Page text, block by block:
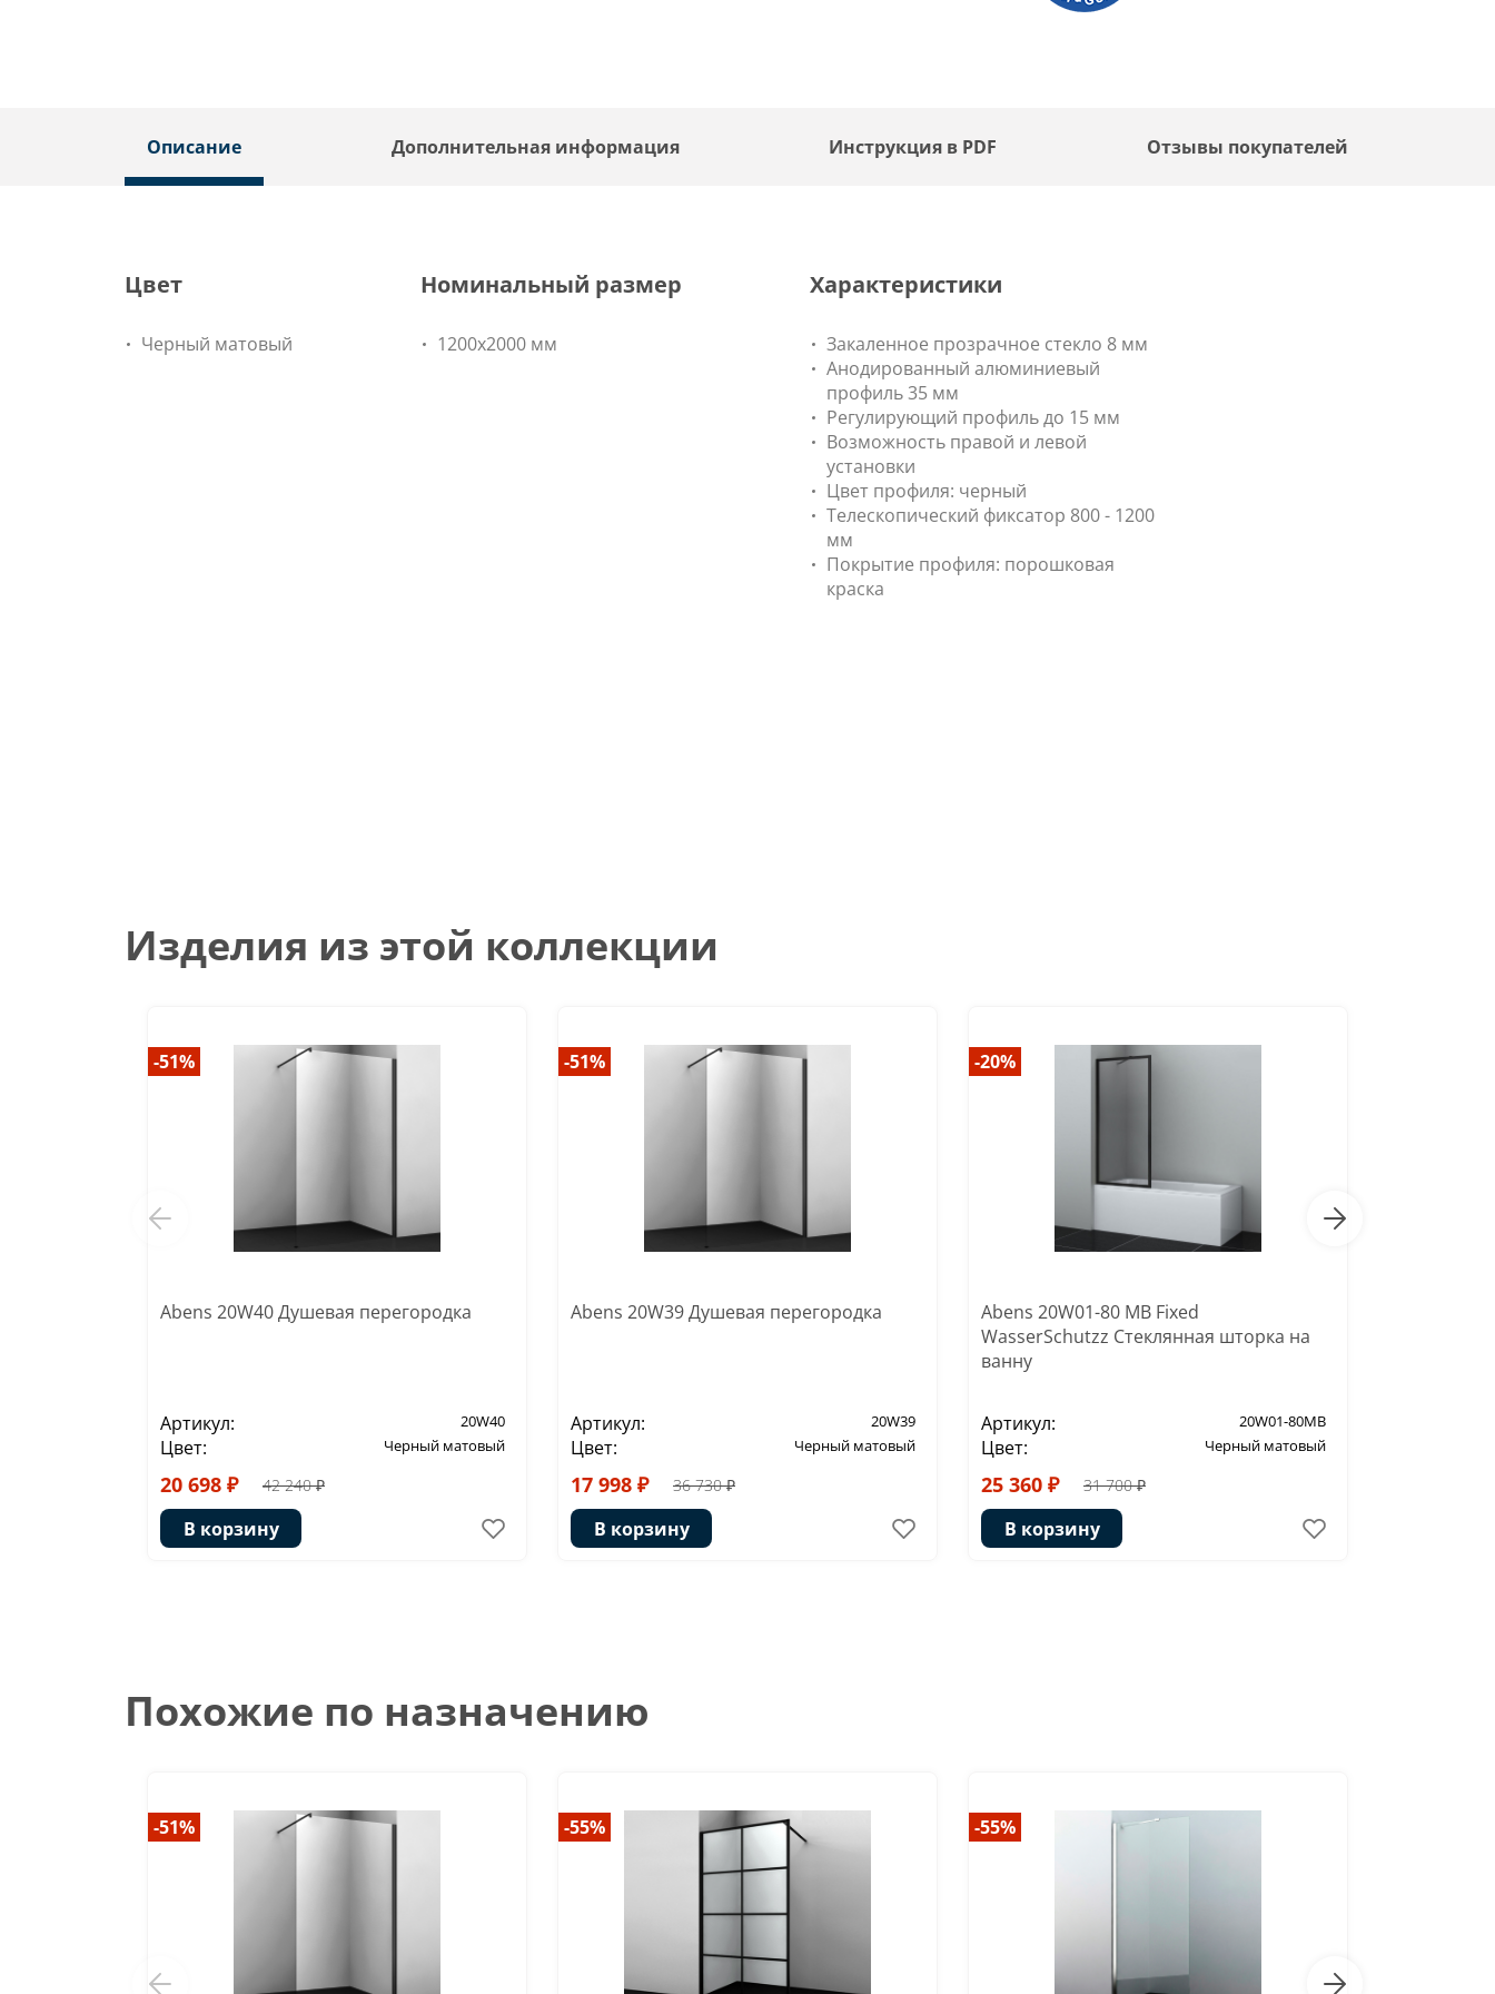
Описание Дополнительная информация Инструкция в PDF Отзывы покупателей
Цвет
Черный матовый
Номинальный размер
1200x2000 мм
Характеристики
Закаленное прозрачное стекло 8 мм
Анодированный алюминиевый
профиль 35 мм
Регулирующий профиль до 15 мм
Возможность правой и левой
установки
Цвет профиля: черный
Телескопический фиксатор 800 - 1200
мм
Покрытие профиля: порошковая
краска
Изделия из этой коллекции
-51%
Abens 20W40 Душевая перегородка
Артикул: 20W40
Цвет: Черный матовый
20 698 ₽ 42 240 ₽
В корзину
-51%
Abens 20W39 Душевая перегородка
Артикул: 20W39
Цвет: Черный матовый
17 998 ₽ 36 730 ₽
В корзину
-20%
Abens 20W01-80 MB Fixed
WasserSchutzz Стеклянная шторка на
ванну
Артикул: 20W01-80MB
Цвет: Черный матовый
25 360 ₽ 31 700 ₽
В корзину
Похожие по назначению
-51% -55% -55%